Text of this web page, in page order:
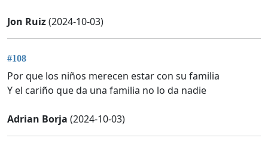
Jon Ruiz(2024-10-03)
#108
Por que los niños merecen estar con su familia
Y el cariño que da una familia no lo da nadie
Adrian Borja (2024-10-03)